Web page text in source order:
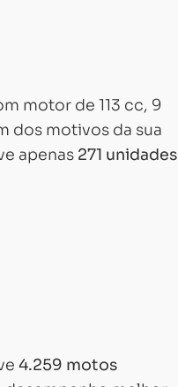
motor de 113 cc, 9
dos motivos da sua
apenas 271 unidades
4.259 motos